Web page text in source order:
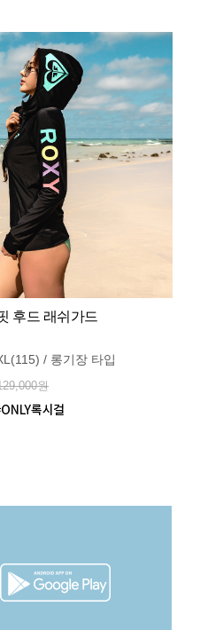
후드 래쉬가드
/ 롱기장 타입
원